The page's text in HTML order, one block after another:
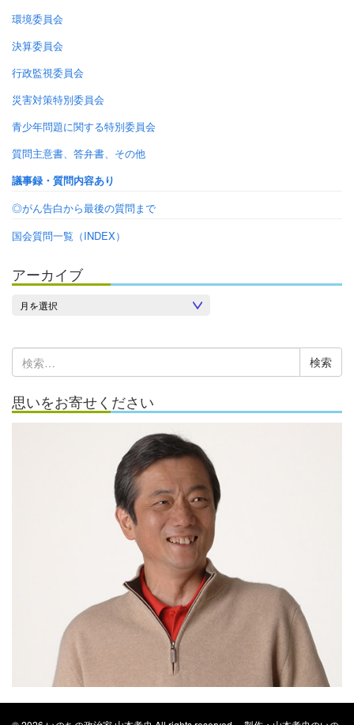
環境委員会
決算委員会
行政監視委員会
災害対策特別委員会
青少年問題に関する特別委員会
質問主意書、答弁書、その他
議事録・質問内容あり
◎がん告白から最後の質問まで
国会質問一覧（INDEX）
アーカイブ
カ
索:
思いをお寄せください